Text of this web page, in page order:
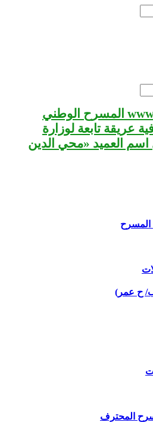
www.tna.dz المسرح الوطني
عريقة تابعة لوزارة
اسم العميد «محي الدين
المسرح
ح عمر)
المحترف